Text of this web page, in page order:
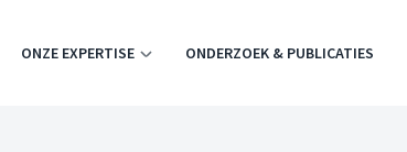
ONZE EXPERTISE ONDERZOEK & PUBLICATIES